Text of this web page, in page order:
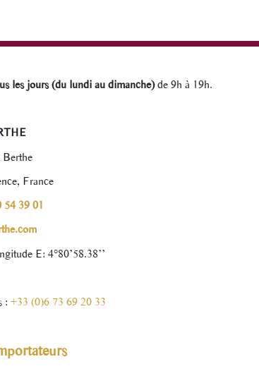
les jours (du lundi au dimanche)de 9h à 19h.
Berthe
France
54 39 01
E: 4°80’58.38’’
: +33 (0)6 73 69 20 33